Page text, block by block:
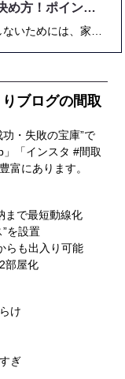
失敗しない間取りの決め方！ポイントを徹底解説
ブログの間取
・失敗の宝庫”で
」「インスタ #間取
富にあります。
まで最短動線化
を設置
らも出入り可能
部屋化
け
ぎ